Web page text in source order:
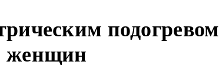
подогревом
женщин